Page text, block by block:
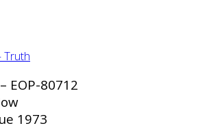
EOP-80712
1973